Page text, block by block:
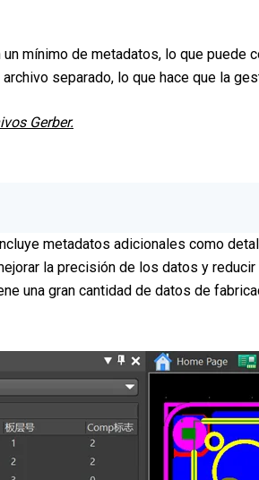
mínimo de metadatos, lo que puede
separado, lo que hace que la
Gerber.
metadatos adicionales como
la precisión de los datos y
una gran cantidad de datos de